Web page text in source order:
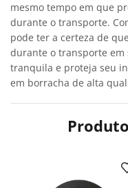
mesmo tempo em que
durante o transporte.
pode ter a certeza de
durante o transporte em
tranquila e proteja seu
em borracha de alta